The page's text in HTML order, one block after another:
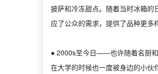
披萨和冷冻甜点。随着当时冰箱
应了公众的需求，提供了品种更多
● 2000s至今日——也许随着名厨和
在大学的时候也一度被身边的小伙